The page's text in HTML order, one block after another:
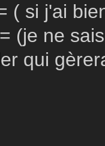
( si j'ai
(je ne
qui